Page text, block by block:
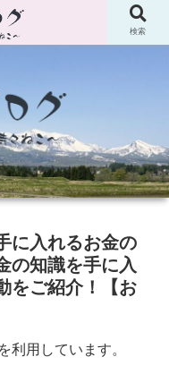
に入れるお金の
の知識を手に入
をご紹介！【お
利用しています。
検索